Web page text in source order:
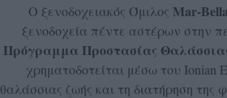
Ο ξενοδοχειακός Όμιλος Mar-
ξενοδοχεία πέντε αστέρων στην
Πρόγραμμα Προστασίας
χρηματοδοτείται μέσω του Ionian
θαλάσσιας ζωής και τη διατήρηση της